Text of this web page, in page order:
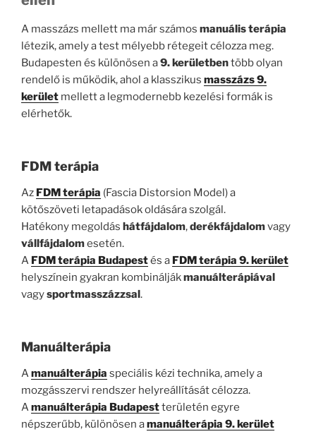
A masszázs mellett ma már számos manuális terápia
létezik, amely a test mélyebb rétegeit célozza meg.
Budapesten és különösen a9. kerületbentöbb olyan
rendelő is működik, ahol a klasszikus masszázs 9.
kerület mellett a legmodernebb kezelési formák is
elérhetők.
FDM terápia
Az FDM terápia (Fascia Distorsion Model) a
kötőszöveti letapadások oldására szolgál.
Hatékony megoldás hátfájdalom,derékfájdalomvagy
vállfájdalomesetén.
A FDM terápia Budapestés a FDM terápia 9. kerület
helyszínein gyakran kombináljákmanuálterápiával
vagysportmasszázzsal .
Manuálterápia
Amanuálterápia speciális kézi technika, amely a
mozgásszervi rendszer helyreállítását célozza.
Amanuálterápia Budapestterületén egyre
népszerűbb, különösen amanuálterápia 9. kerület